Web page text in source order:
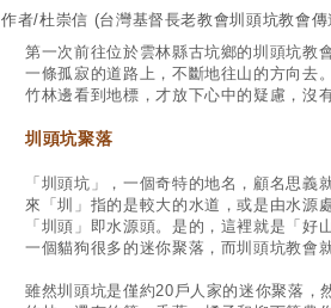
作者/杜崇信 (台灣基督長老教會圳頭坑教會
第一次前往位於雲林縣古坑鄉的圳頭坑教
一條孤寂的道路上，不斷地往山的方向去
竹林邊看到地標，才放下心中的疑慮，沒
圳頭坑聚落
「圳頭坑」，一個奇特的地名，顧名思義
來「圳」指的是較大的水道，或是由水源
「圳頭」即水源頭。是的，這裡就是「好
一個貓狗很多的迷你聚落，而圳頭坑教會
雖然圳頭坑是僅約20戶人家的迷你聚落，